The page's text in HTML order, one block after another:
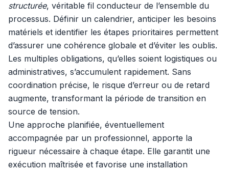
structurée, véritable fil conducteur de l’ensemble du
processus. Définir un calendrier, anticiper les besoins
matériels et identifier les étapes prioritaires permettent
d’assurer une cohérence globale et d’éviter les oublis.
Les multiples obligations, qu’elles soient logistiques ou
administratives, s’accumulent rapidement. Sans
coordination précise, le risque d’erreur ou de retard
augmente, transformant la période de transition en
source de tension.
Une approche planifiée, éventuellement
accompagnée par un professionnel, apporte la
rigueur nécessaire à chaque étape. Elle garantit une
exécution maîtrisée et favorise une installation